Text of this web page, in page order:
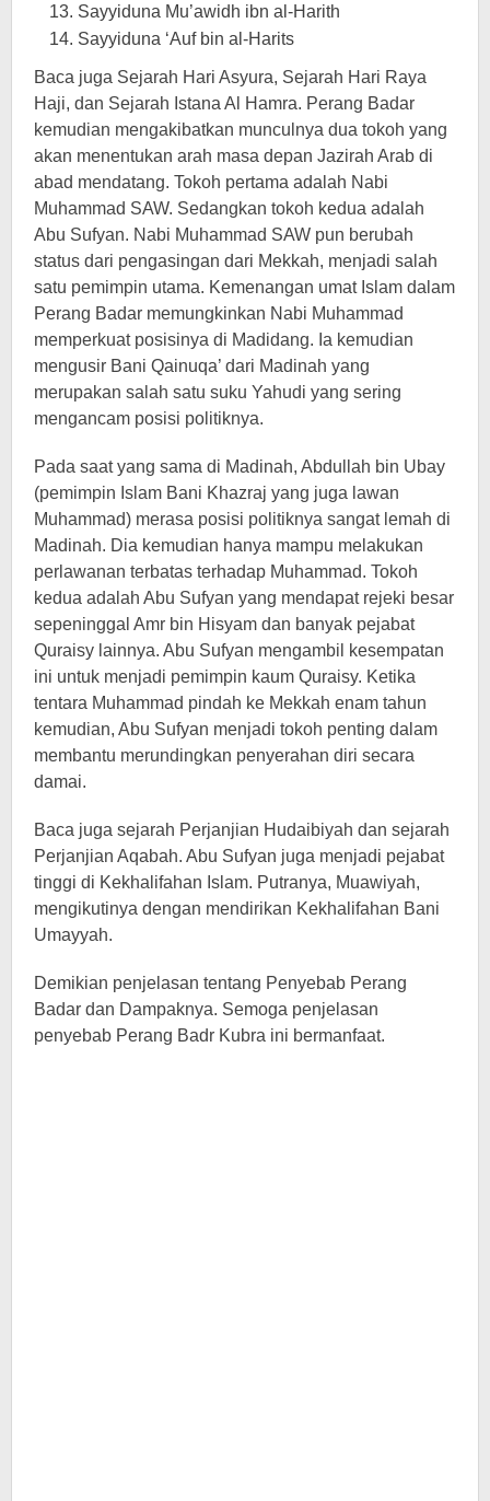
Sayyiduna Mu’awidh ibn al-Harith
Sayyiduna ‘Auf bin al-Harits
Baca juga Sejarah Hari Asyura, Sejarah Hari Raya
Haji, dan Sejarah Istana Al Hamra. Perang Badar
kemudian mengakibatkan munculnya dua tokoh yang
akan menentukan arah masa depan Jazirah Arab di
abad mendatang. Tokoh pertama adalah Nabi
Muhammad SAW. Sedangkan tokoh kedua adalah
Abu Sufyan. Nabi Muhammad SAW pun berubah
status dari pengasingan dari Mekkah, menjadi salah
satu pemimpin utama. Kemenangan umat Islam dalam
Perang Badar memungkinkan Nabi Muhammad
memperkuat posisinya di Madidang. Ia kemudian
mengusir Bani Qainuqa’ dari Madinah yang
merupakan salah satu suku Yahudi yang sering
mengancam posisi politiknya.
Pada saat yang sama di Madinah, Abdullah bin Ubay
(pemimpin Islam Bani Khazraj yang juga lawan
Muhammad) merasa posisi politiknya sangat lemah di
Madinah. Dia kemudian hanya mampu melakukan
perlawanan terbatas terhadap Muhammad. Tokoh
kedua adalah Abu Sufyan yang mendapat rejeki besar
sepeninggal Amr bin Hisyam dan banyak pejabat
Quraisy lainnya. Abu Sufyan mengambil kesempatan
ini untuk menjadi pemimpin kaum Quraisy. Ketika
tentara Muhammad pindah ke Mekkah enam tahun
kemudian, Abu Sufyan menjadi tokoh penting dalam
membantu merundingkan penyerahan diri secara
damai.
Baca juga sejarah Perjanjian Hudaibiyah dan sejarah
Perjanjian Aqabah. Abu Sufyan juga menjadi pejabat
tinggi di Kekhalifahan Islam. Putranya, Muawiyah,
mengikutinya dengan mendirikan Kekhalifahan Bani
Umayyah.
Demikian penjelasan tentang Penyebab Perang
Badar dan Dampaknya. Semoga penjelasan
penyebab Perang Badr Kubra ini bermanfaat.